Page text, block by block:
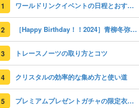
1 ワールドリンクイベントの日程とおすすめサポートキャラ
2 ［Happy Birthday！！2024］青柳冬弥の衣装とスキル
3 トレースノーツの取り方とコツ
4 クリスタルの効率的な集め方と使い道
5 プレミアムプレゼントガチャの限定衣装と開催期間